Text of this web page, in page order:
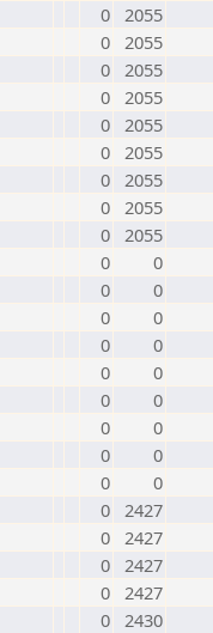
0 2055
0 2055
0 2055
0 2055
0 2055
0 2055
0 2055
0 2055
0 2055
0
0
0
0
0
0
0
0
0
0
0
0
0
0
0
0
0
0
0 2427
0 2427
0 2427
0 2427
0 2430